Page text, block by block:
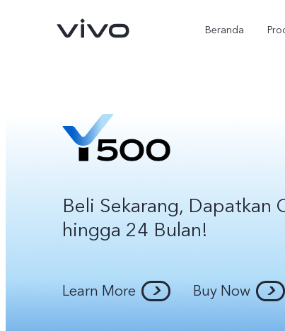
Beranda
Y500 baru
Beli Sekarang, Dapatkan
hingga 24 Bulan!
Learn More Buy Now